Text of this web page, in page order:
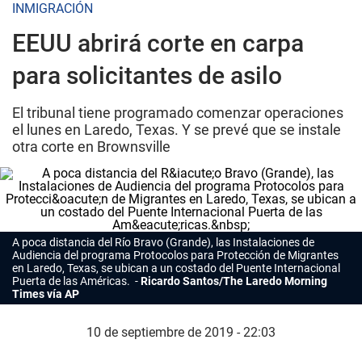
INMIGRACIÓN
EEUU abrirá corte en carpa
para solicitantes de asilo
El tribunal tiene programado comenzar operaciones
el lunes en Laredo, Texas. Y se prevé que se instale
otra corte en Brownsville
A poca distancia del Río Bravo (Grande), las Instalaciones de
Audiencia del programa Protocolos para Protección de Migrantes
en Laredo, Texas, se ubican a un costado del Puente Internacional
Puerta de las Américas.
Ricardo Santos/The Laredo Morning
Times vía AP
10 de septiembre de 2019 - 22:03